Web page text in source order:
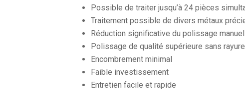
Possible de traiter jusqu’à 24 pièces
Traitement possible de divers métaux
Réduction significative du polissage manuel
Polissage de qualité supérieure sans
Encombrement minimal
Faible investissement
Entretien facile et rapide